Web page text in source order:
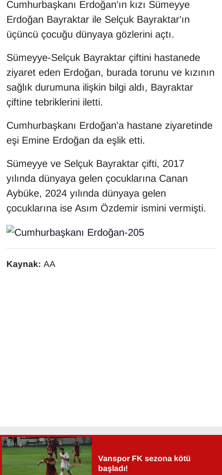
Cumhurbaşkanı Erdoğan'ın kızı Sümeyye
Erdoğan Bayraktar ile Selçuk Bayraktar'ın
üçüncü çocuğu dünyaya gözlerini açtı.
Sümeyye-Selçuk Bayraktar çiftini hastanede
ziyaret eden Erdoğan, burada torunu ve kızının
sağlık durumuna ilişkin bilgi aldı, Bayraktar
çiftine tebriklerini iletti.
Cumhurbaşkanı Erdoğan'a hastane ziyaretinde
eşi Emine Erdoğan da eşlik etti.
Sümeyye ve Selçuk Bayraktar çifti, 2017
yılında dünyaya gelen çocuklarına Canan
Aybüke, 2024 yılında dünyaya gelen
çocuklarına ise Asım Özdemir ismini vermişti.
Kaynak: AA
Vanspor FK sezona kötü
başladı!
HABERDE İNSAN
İngilizce
Kadın
Kamu Alımları
Kültür & Sanat
KURDÎ
MAGAZİN
MEDYA
ONE EKONOMİ
POLİTİKA
SPOR
TEBRİK